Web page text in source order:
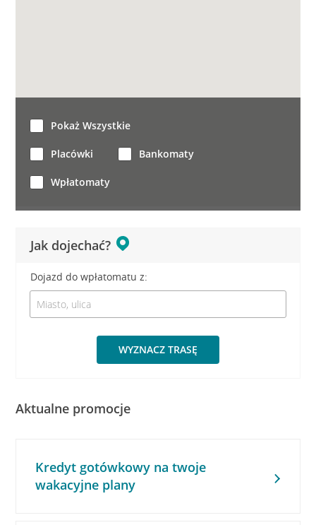
Jak dojechać?
Dojazd do wpłatomatu z:
WYZNACZ TRASĘ
Pokaż Wszystkie
Placówki Bankomaty
Wpłatomaty
Aktualne promocje
Kredyt gotówkowy na twoje
wakacyjne plany